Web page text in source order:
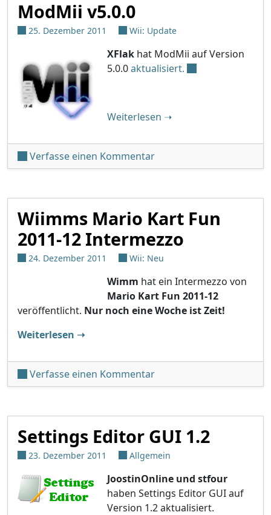
ModMii v5.0.0
25. Dezember 2011 Wii: Update
XFlak hat ModMii auf Version
5.0.0aktualisiert.
Weiterlesen "ModMii v5.0.0"
➝
Verfasse einen Kommentarunter 'ModMii v5.0.0'
Wiimms Mario Kart Fun
2011-12 Intermezzo
24. Dezember 2011 Wii: Neu
Wimm hat ein Intermezzo von
Mario Kart Fun 2011-12
veröffentlicht. Nur noch eine Woche ist Zeit!
Weiterlesen "Wiimms Mario Kart Fun 2011-12
➝
Verfasse einen Kommentarunter 'Wiimms Mario
Settings Editor GUI 1.2
23. Dezember 2011 Allgemein
JoostinOnline und stfour
haben Settings Editor GUI auf
Version 1.2 aktualisiert.